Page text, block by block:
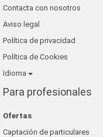
Contacta con nosotros
Aviso legal
Política de privacidad
Política de Cookies
Idioma
Para profesionales
Ofertas
Captación de particulares